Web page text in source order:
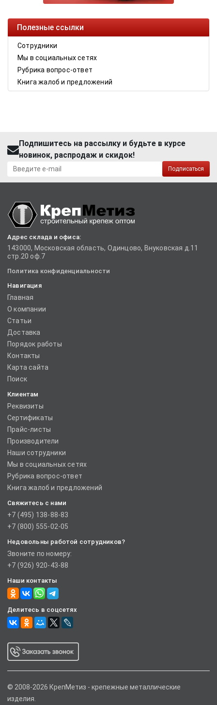
Полезные ссылки
Сотрудники
Мы в социальных сетях
Рубрика вопрос-ответ
Книга жалоб и предложений
Подпишитесь на рассылку и будьте в курсе
новинок, распродаж и скидок!
Подписаться
Адрес склада и офиса:
143000, Московская область, Одинцово, Внуковская д.11
стр.20 оф.7
Политика конфиденциальности
Навигация
Главная
О компании
Статьи
Доставка
Порядок работы
Контакты
Карта сайта
Поиск
Клиентам
Реквизиты
Сертификаты
Прайс-листы
Производители
Наши сотрудники
Мы в социальных сетях
Рубрика вопрос-ответ
Книга жалоб и предложений
Свяжитесь с нами
+7 (495) 138-88-83
+7 (800) 555-02-05
Недовольны работой сотрудников?
Звоните по номеру:
+7 (926) 920-43-88
Наши контакты
Делитесь в соцсетях
© 2008-2026 КрепМетиз - крепежные металлические
изделия.